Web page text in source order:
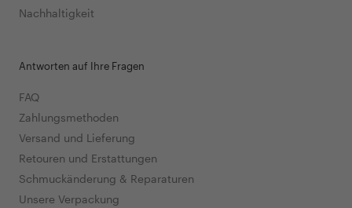
Nachhaltigkeit
Antworten auf Ihre Fragen
FAQ
Zahlungsmethoden
Versand und Lieferung
Retouren und Erstattungen
Schmuckänderung & Reparaturen
Unsere Verpackung